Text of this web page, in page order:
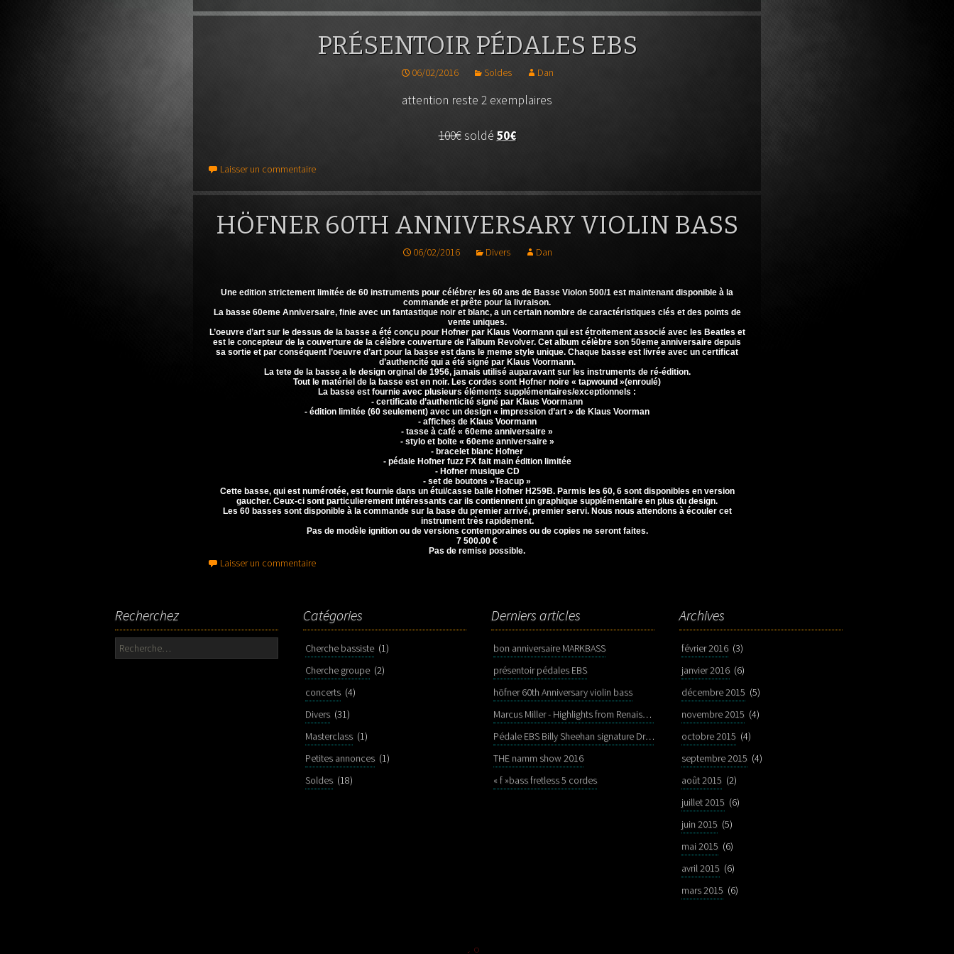
guitare
PRÉSENTOIR PÉDALES EBS
06/02/2016 Soldes Dan
attention reste 2 exemplaires
100€soldé 50€
Laisser un commentaire
HÖFNER 60TH ANNIVERSARY VIOLIN BASS
06/02/2016 Divers Dan
Une edition strictement limitée de 60 instruments pour célébrer les 60 ans de Basse Violon 500/1 est maintenant disponible à la
commande et prête pour la livraison.
La basse 60eme Anniversaire, finie avec un fantastique noir et blanc, a un certain nombre de caractéristiques clés et des points de
vente uniques.
L’oeuvre d’art sur le dessus de la basse a été conçu pour Hofner par Klaus Voormann qui est étroitement associé avec les Beatles et
est le concepteur de la couverture de la célèbre couverture de l’album Revolver. Cet album célèbre son 50eme anniversaire depuis
sa sortie et par conséquent l’oeuvre d’art pour la basse est dans le meme style unique. Chaque basse est livrée avec un certificat
d’authencité qui a été signé par Klaus Voormann.
La tete de la basse a le design orginal de 1956, jamais utilisé auparavant sur les instruments de ré-édition.
Tout le matériel de la basse est en noir. Les cordes sont Hofner noire « tapwound »(enroulé)
La basse est fournie avec plusieurs éléments supplémentaires/exceptionnels :
- certificate d’authenticité signé par Klaus Voormann
- édition limitée (60 seulement) avec un design « impression d’art » de Klaus Voorman
- affiches de Klaus Voormann
- tasse à café « 60eme anniversaire »
- stylo et boite « 60eme anniversaire »
- bracelet blanc Hofner
- pédale Hofner fuzz FX fait main édition limitée
- Hofner musique CD
- set de boutons »Teacup »
Cette basse, qui est numérotée, est fournie dans un étui/casse balle Hofner H259B. Parmis les 60, 6 sont disponibles en version
gaucher. Ceux-ci sont particulierement intéressants car ils contiennent un graphique supplémentaire en plus du design.
Les 60 basses sont disponible à la commande sur la base du premier arrivé, premier servi. Nous nous attendons à écouler cet
instrument très rapidement.
Pas de modèle ignition ou de versions contemporaines ou de copies ne seront faites.
7 500.00 €
Pas de remise possible.
Laisser un commentaire
Recherchez
Rechercher :
Catégories
Cherche bassiste (1)
Cherche groupe (2)
concerts (4)
Divers (31)
Masterclass (1)
Petites annonces (1)
Soldes (18)
Derniers articles
bon anniversaire MARKBASS
présentoir pédales EBS
höfner 60th Anniversary violin bass
Marcus Miller - Highlights from Renaissance
Pédale EBS Billy Sheehan signature Drive Deluxe
THE namm show 2016
« f »bass fretless 5 cordes
Archives
février 2016 (3)
janvier 2016 (6)
décembre 2015 (5)
novembre 2015 (4)
octobre 2015 (4)
septembre 2015 (4)
août 2015 (2)
juillet 2015 (6)
juin 2015 (5)
mai 2015 (6)
avril 2015 (6)
mars 2015 (6)